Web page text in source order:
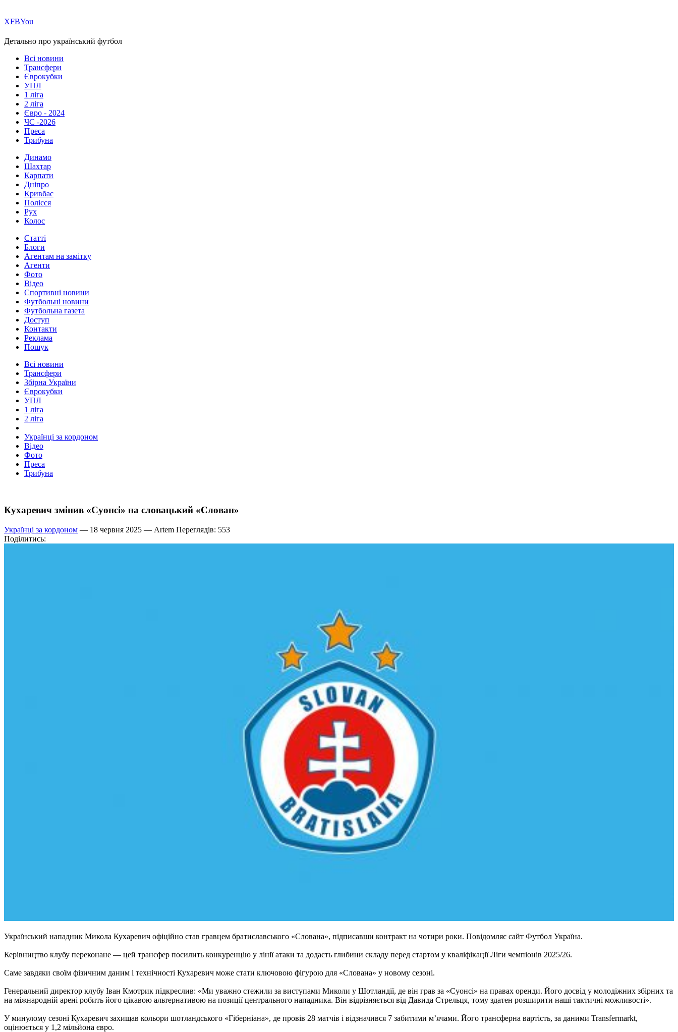
ХFBYou
Детально про український футбол
Всі новини
Трансфери
Єврокубки
УПЛ
1 ліга
2 ліга
Євро - 2024
ЧС -2026
Преса
Трибуна
Динамо
Шахтар
Карпати
Дніпро
Кривбас
Полісся
Рух
Колос
Статті
Блоги
Агентам на замітку
Агенти
Фото
Відео
Спортивні новини
Футбольні новини
Футбольна газета
Доступ
Контакти
Реклама
Пошук
Всі новини
Трансфери
Збірна України
Єврокубки
УПЛ
1 ліга
2 ліга
Українці за кордоном
Відео
Фото
Преса
Трибуна
Кухаревич змінив «Суонсі» на словацький «Слован»
Українці за кордоном — 18 червня 2025 — Artem Переглядів: 553
Поділитись:
Український нападник Микола Кухаревич офіційно став гравцем братиславського «Слована», підписавши контракт на чотири роки. Повідомляє сайт Футбол Україна.
Керівництво клубу переконане — цей трансфер посилить конкуренцію у лінії атаки та додасть глибини складу перед стартом у кваліфікації Ліги чемпіонів 2025/26.
Саме завдяки своїм фізичним даним і технічності Кухаревич може стати ключовою фігурою для «Слована» у новому сезоні.
Генеральний директор клубу Іван Кмотрик підкреслив: «Ми уважно стежили за виступами Миколи у Шотландії, де він грав за «Суонсі» на правах оренди. Його досвід у молодіжних збірних та
на міжнародній арені робить його цікавою альтернативою на позиції центрального нападника. Він відрізняється від Давида Стрельця, тому здатен розширити наші тактичні можливості».
У минулому сезоні Кухаревич захищав кольори шотландського «Гіберніана», де провів 28 матчів і відзначився 7 забитими м’ячами. Його трансферна вартість, за даними Transfermarkt,
оцінюється у 1,2 мільйона євро.